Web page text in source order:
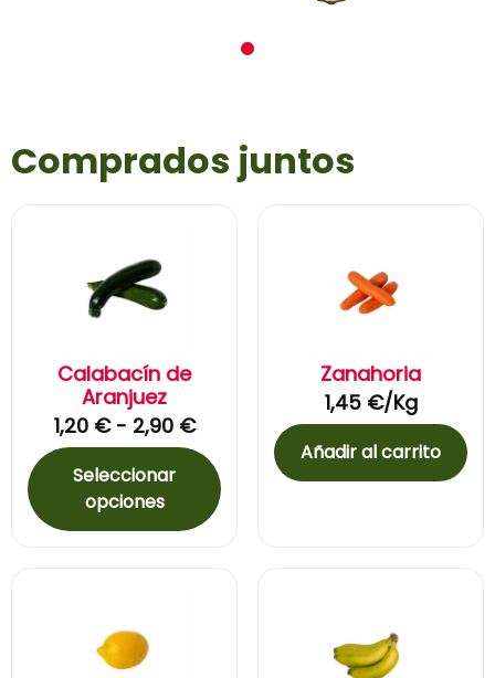
Comprados juntos
Calabacín de
Aranjuez
1,20 € - 2,90 €
Seleccionar
opciones
Zanahoria
1,45 €/Kg
Añadir al carrito